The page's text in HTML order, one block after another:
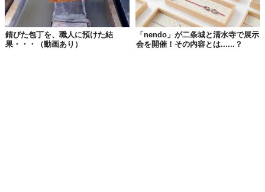
錆びた包丁を、職人に預けた結
果・・・（動画あり）
「nendo」が二条城と清水寺で展示
会を開催！その内容とは......？